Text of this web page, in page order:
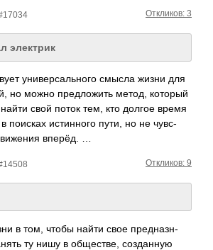
Откликов: 3
электрик
унив­ерса­льного смысла жизни для
но можно пред­ложить метод, который
свой поток тем, кто долгое время
поисках исти­нного пути, но не чувс­
вперёд. …
Откликов: 9
в том, чтобы найти свое пред­назн­
ту нишу в обще­стве, созд­анную